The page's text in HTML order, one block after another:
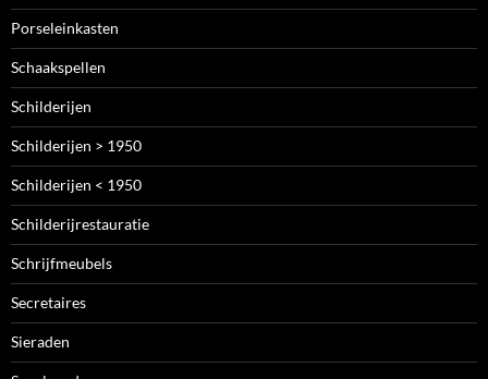
Porseleinkasten
Schaakspellen
Schilderijen
Schilderijen > 1950
Schilderijen < 1950
Schilderijrestauratie
Schrijfmeubels
Secretaires
Sieraden